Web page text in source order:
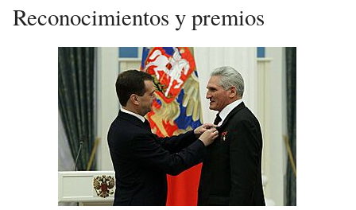
Reconocimientos y premios